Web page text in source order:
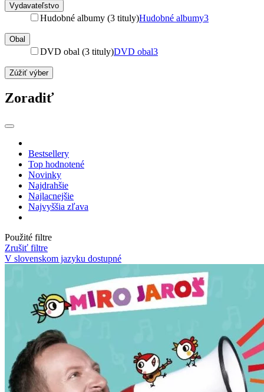
Vydavateľstvo
Hudobné albumy (3 tituly)Hudobné albumy3
Obal
DVD obal (3 tituly)DVD obal3
Zúžiť výber
Zoradiť
Bestsellery
Top hodnotené
Novinky
Najdrahšie
Najlacnejšie
Najvyššia zľava
Použité filtre
Zrušiť filtre
V slovenskom jazyku dostupné